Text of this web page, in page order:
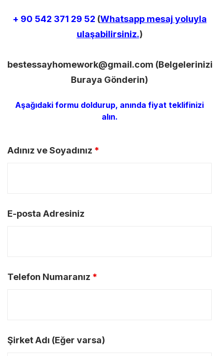
+ 90 542 371 29 52 (Whatsapp mesaj yoluyla
ulaşabilirsiniz.)
bestessayhomework@gmail.com (Belgelerinizi
Buraya Gönderin)
Aşağıdaki formu doldurup, anında fiyat teklifinizi
alın.
Adınız ve Soyadınız *
E-posta Adresiniz
Telefon Numaranız *
Şirket Adı (Eğer varsa)